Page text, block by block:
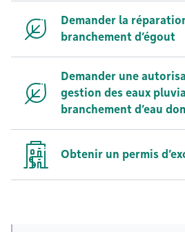
Demander la
branchement d’égout
Demander une
gestion des eaux
branchement d’eau
Obtenir un permis